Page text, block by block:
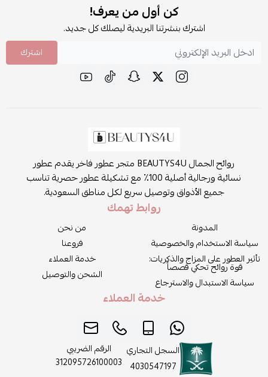
كن أول من يعرف!
اشترك بنشرتنا البريدية ليصلك كل جديد.
اشترك
روائح الجمال BEAUTYS4U متجر عطور فاخر يقدم عطور
نسائية ورجالية أصلية 100٪ مع تشكيلة عطور حصرية تناسب
جميع الأذواق وتوصيل سريع لكل مناطق السعودية.
روابط تهمك
المدونة
سياسة الاستخدام والخصوصية
تأثير العطور على المزاج والذكريات:
قوة روائح تحكي قصصاً
سياسة الاستبدال والاسترجاع
من نحن
فروعنا
خدمة العملاء
الشحن والتوصيل
خدمة العملاء
السجل التجاري
4030547197
الرقم الضريبي
312095726100003